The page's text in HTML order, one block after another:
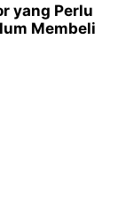
yang Perlu
Membeli